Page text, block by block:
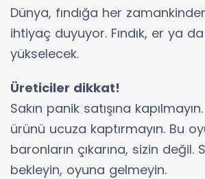
Dünya, fındığa her
ihtiyaç duyuyor. Fındık, er ya
yükselecek.
Üreticiler dikkat!
Sakın panik satışına
ürünü ucuza kaptırmayın. Bu
baronların çıkarına, sizin değil.
bekleyin, oyuna gelmeyin.